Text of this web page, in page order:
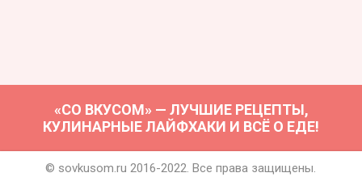
«СО ВКУСОМ» — ЛУЧШИЕ РЕЦЕПТЫ,
КУЛИНАРНЫЕ ЛАЙФХАКИ И ВСЁ О ЕДЕ!
© sovkusom.ru 2016-2022. Все права защищены.